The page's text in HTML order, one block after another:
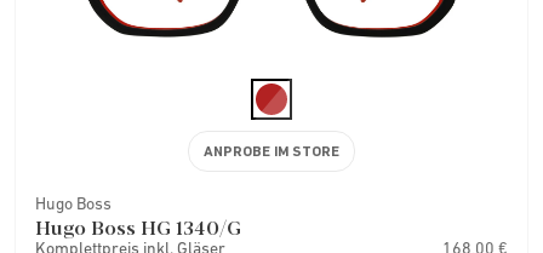
Hugo Boss
Hugo Boss HG 1340/G
Komplettpreis inkl. Gläser 168,00 €
ANPROBE IM STORE